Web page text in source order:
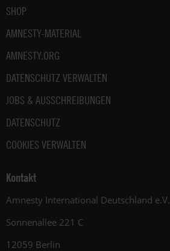
SHOP
AMNESTY-MATERIAL
AMNESTY.ORG
DATENSCHUTZ VERWALTEN
JOBS & AUSSCHREIBUNGEN
DATENSCHUTZ
COOKIES VERWALTEN
Kontakt
Amnesty International Deutschland e.V.
Sonnenallee 221 C
12059 Berlin